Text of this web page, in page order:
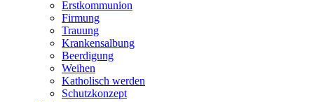
Erstkommunion
Firmung
Trauung
Krankensalbung
Beerdigung
Weihen
Katholisch werden
Schutzkonzept